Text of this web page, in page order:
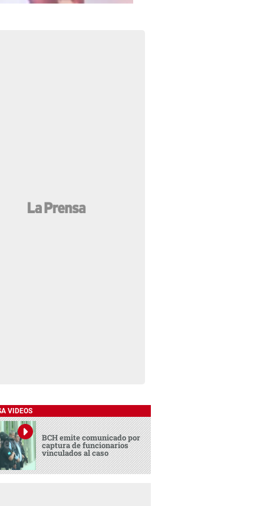
VIDEOS
BCH emite comunicado por
captura de funcionarios
vinculados al caso